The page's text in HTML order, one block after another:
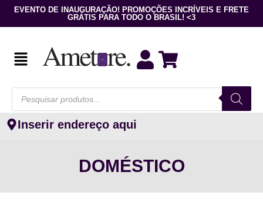
EVENTO DE INAUGURAÇÃO! PROMOÇÕES INCRÍVEIS E FRETE
GRÁTIS PARA TODO O BRASIL! <3
Inserir endereço aqui
DOMÉSTICO